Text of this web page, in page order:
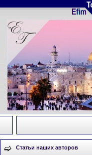
Статьи наших авторов